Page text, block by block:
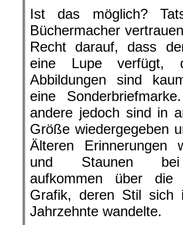
Ist das möglich?
Büchermacher
Recht darauf, dass
eine Lupe verfügt,
Abbildungen sind
eine
andere jedoch sind in
Größe wiedergegeben
Älteren Erinnerungen
und Staunen bei
aufkommen über die
Grafik, deren Stil sich
Jahrzehnte wandelte.